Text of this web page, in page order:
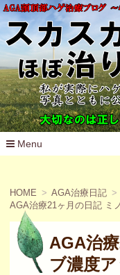
Menu
HOME
AGA治療日記
AGA治
ブ濃度